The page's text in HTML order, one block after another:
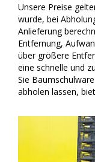
Unsere Preise
wurde, bei
Anlieferung
Entfernung,
über größere
eine schnelle und
Sie
abholen lassen,